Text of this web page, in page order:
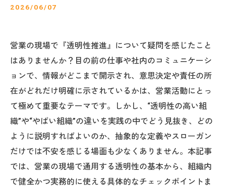
2026/06/07
営業の現場で『透明性推進』について疑問を感じたこと
はありませんか？目の前の仕事や社内のコミュニケーシ
ョンで、情報がどこまで開示され、意思決定や責任の所
在がどれだけ明確に示されているかは、営業活動にとっ
て極めて重要なテーマです。しかし、“透明性の高い組
織”や“やばい組織”の違いを実践の中でどう見抜き、どの
ように説明すればよいのか、抽象的な定義やスローガン
だけでは不安を感じる場面も少なくありません。本記事
では、営業の現場で通用する透明性の基本から、組織内
で健全かつ実務的に使える具体的なチェックポイントま